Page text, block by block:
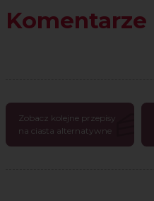
Komentarze
Zobacz kolejne przepisy
na ciasta alternatywne